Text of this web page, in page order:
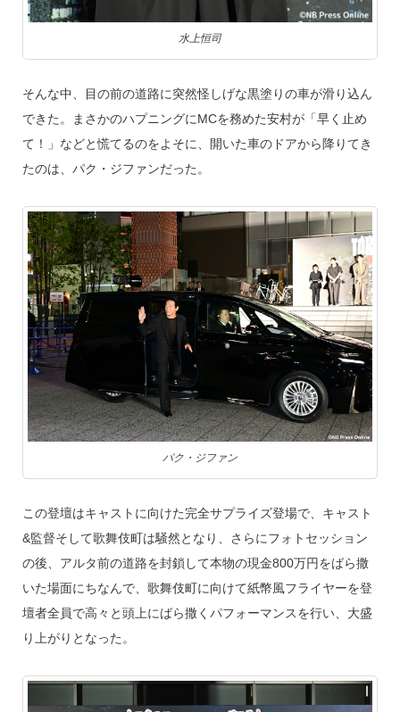
水上恒司
そんな中、目の前の道路に突然怪しげな黒塗りの車が滑り込ん
できた。まさかのハプニングにMCを務めた安村が「早く止め
て！」などと慌てるのをよそに、開いた車のドアから降りてき
たのは、パク・ジファンだった。
パク・ジファン
この登壇はキャストに向けた完全サプライズ登場で、キャスト
&監督そして歌舞伎町は騒然となり、さらにフォトセッション
の後、アルタ前の道路を封鎖して本物の現金800万円をばら撒
いた場面にちなんで、歌舞伎町に向けて紙幣風フライヤーを登
壇者全員で高々と頭上にばら撒くパフォーマンスを行い、大盛
り上がりとなった。